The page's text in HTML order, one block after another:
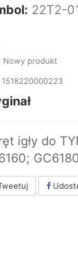
22T2-
Nowy produkt
1518220000223
igły do